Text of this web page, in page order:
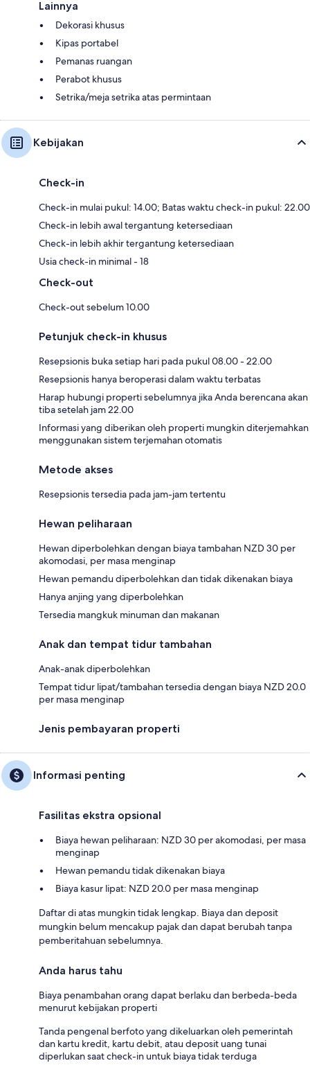
Lainnya
Dekorasi khusus
Kipas portabel
Pemanas ruangan
Perabot khusus
Setrika/meja setrika atas permintaan
Kebijakan
Check-in
Check-in mulai pukul: 14.00; Batas waktu check-in pukul: 22.00
Check-in lebih awal tergantung ketersediaan
Check-in lebih akhir tergantung ketersediaan
Usia check-in minimal - 18
Check-out
Check-out sebelum 10.00
Petunjuk check-in khusus
Resepsionis buka setiap hari pada pukul 08.00 - 22.00
Resepsionis hanya beroperasi dalam waktu terbatas
Harap hubungi properti sebelumnya jika Anda berencana akan
tiba setelah jam 22.00
Informasi yang diberikan oleh properti mungkin diterjemahkan
menggunakan sistem terjemahan otomatis
Metode akses
Resepsionis tersedia pada jam-jam tertentu
Hewan peliharaan
Hewan diperbolehkan dengan biaya tambahan NZD 30 per
akomodasi, per masa menginap
Hewan pemandu diperbolehkan dan tidak dikenakan biaya
Hanya anjing yang diperbolehkan
Tersedia mangkuk minuman dan makanan
Anak dan tempat tidur tambahan
Anak-anak diperbolehkan
Tempat tidur lipat/tambahan tersedia dengan biaya NZD 20.0
per masa menginap
Jenis pembayaran properti
Informasi penting
Fasilitas ekstra opsional
Biaya hewan peliharaan: NZD 30 per akomodasi, per masa
menginap
Hewan pemandu tidak dikenakan biaya
Biaya kasur lipat: NZD 20.0 per masa menginap
Daftar di atas mungkin tidak lengkap. Biaya dan deposit
mungkin belum mencakup pajak dan dapat berubah tanpa
pemberitahuan sebelumnya.
Anda harus tahu
Biaya penambahan orang dapat berlaku dan berbeda-beda
menurut kebijakan properti
Tanda pengenal berfoto yang dikeluarkan oleh pemerintah
dan kartu kredit, kartu debit, atau deposit uang tunai
diperlukan saat check-in untuk biaya tidak terduga